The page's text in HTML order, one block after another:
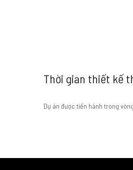
Thời gian thiết kế
Dự án được tiến hành trong